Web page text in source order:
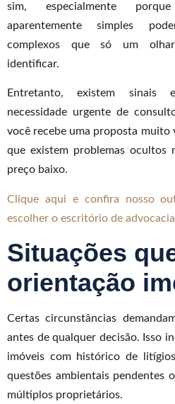
sim, especialmente
aparentemente simples
complexos que só um olhar
identificar.
Entretanto, existem sinais
necessidade urgente de
você recebe uma proposta muito
que existem problemas ocultos
preço baixo.
Clique aqui e confira nosso
escolher o escritório de
Situações
orientação
Certas circunstâncias
antes de qualquer decisão. Isso
imóveis com histórico de
questões ambientais pendentes
múltiplos proprietários.